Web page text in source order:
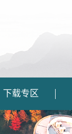
下载专区